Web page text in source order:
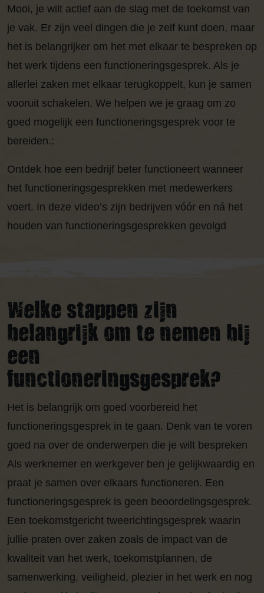
Mooi, je wilt actief aan de slag met de toekomst van
je vak. Er zijn veel dingen die je zelf kunt doen, maar
het is belangrijker om het met elkaar te bespreken op
het werk tijdens een functioneringsgesprek. Als je
allerlei zaken met elkaar terugkoppelt, kun je samen
vooruit schakelen. We helpen we je graag om zo
goed mogelijk een functioneringsgesprek voor te
bereiden.:
Ontdek hoe een bedrijf beter functioneert wanneer
het functioneringsgesprekken met medewerkers
voert. In deze video’s zijn bedrijven vóór en ná het
houden van functioneringsgesprekken gevolgd
Welke stappen zijn
belangrijk om te nemen bij
een
functioneringsgesprek?
Het is belangrijk om goed voorbereid het
functioneringsgesprek in te gaan. Denk van te voren
goed na over de onderwerpen die je wilt bespreken
Als werknemer en werkgever ben je gelijkwaardig en
praat je samen over elkaars functioneren. Een
functioneringsgesprek is geen beoordelingsgesprek.
Een toekomstgericht tweerichtingsgesprek waarin
jullie praten over zaken zoals de impact van de
kwaliteit van het werk, toekomstplannen, de
samenwerking, veiligheid, plezier in het werk en nog